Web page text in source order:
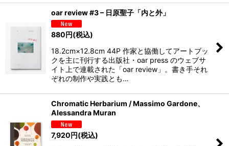
oar review #3 – 日原聖子「内と外」
880円(税込)
18.2cm×12.8cm 44P 作家と協働してアートブッ
クを主に刊行する出版社・oar press のウェブサ
イト上で連載された「oar review」。書き手それ
ぞれの制作や実践とも…
Chromatic Herbarium / Massimo Gardone、
Alessandra Muran
7,920円(税込)